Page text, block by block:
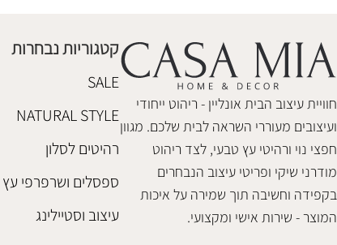
הוספה לסל ₪498
478
חוויית עיצוב הבית אונליין - ריהוט ייחודי
ועיצובים מעוררי השראה לבית שלכם. מגוון
חפצי נוי ורהיטי עץ טבעי, לצד ריהוט
מודרני שיקי ופריטי עיצוב הנבחרים
בקפידה וחשיבה תוך שמירה על איכות
המוצר - שירות אישי ומקצועי.
קטגוריות נבחרות
SALE
NATURAL STYLE
רהיטים לסלון
ספסלים ושרפרפי עץ
עיצוב וסטיילינג